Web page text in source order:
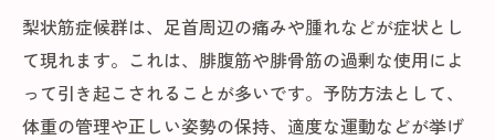
梨状筋症候群は、足首周辺の痛みや腫れなどが症状とし
て現れます。これは、腓腹筋や腓骨筋の過剰な使用によ
って引き起こされることが多いです。予防方法として、
体重の管理や正しい姿勢の保持、適度な運動などが挙げ